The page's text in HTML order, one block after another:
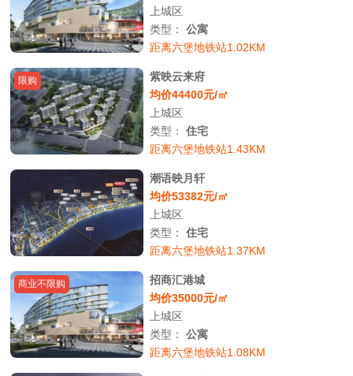
上城区
类型：公寓
距离六堡地铁站1.02KM
限购
紫映云来府
均价44400元/㎡
上城区
类型：住宅
距离六堡地铁站1.43KM
潮语映月轩
均价53382元/㎡
上城区
类型：住宅
距离六堡地铁站1.37KM
商业不限购
招商汇港城
均价35000元/㎡
上城区
类型：公寓
距离六堡地铁站1.08KM